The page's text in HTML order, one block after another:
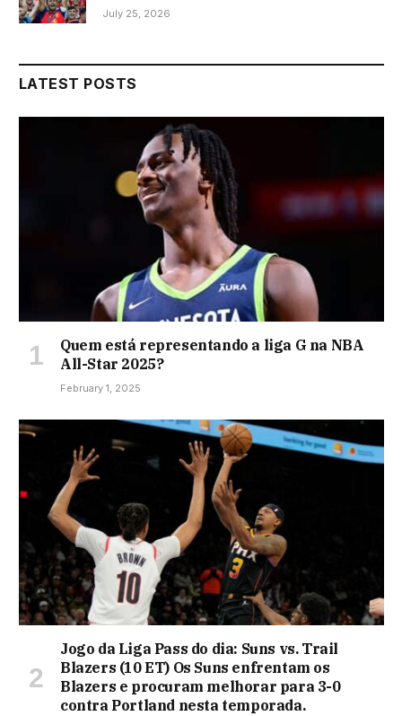
July 25, 2026
LATEST POSTS
Quem está representando a liga G na NBA
All-Star 2025?
February 1, 2025
Jogo da Liga Pass do dia: Suns vs. Trail
Blazers (10 ET) Os Suns enfrentam os
Blazers e procuram melhorar para 3-0
contra Portland nesta temporada.